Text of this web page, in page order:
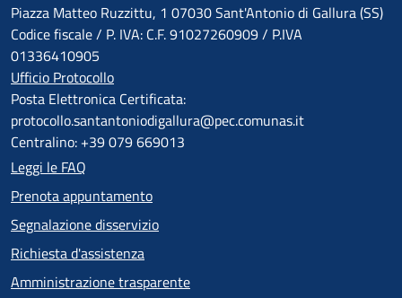
Piazza Matteo Ruzzittu, 1 07030 Sant'Antonio di Gallura (SS)
Codice fiscale / P. IVA: C.F. 91027260909 / P.IVA
01336410905
Ufficio Protocollo
Posta Elettronica Certificata:
protocollo.santantoniodigallura@pec.comunas.it
Centralino: +39 079 669013
Leggi le FAQ
Prenota appuntamento
Segnalazione disservizio
Richiesta d'assistenza
Amministrazione trasparente